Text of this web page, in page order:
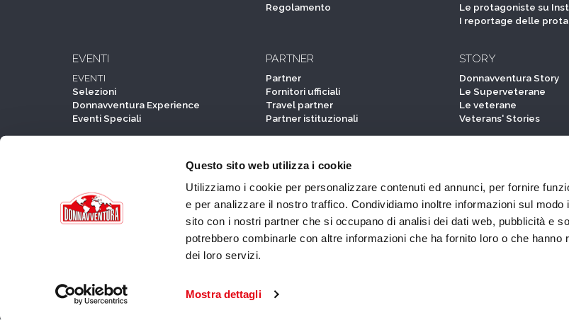
Questo sito web utilizza i cookie
Utilizziamo i cookie per personalizzare contenuti ed annunci, per fornire
e per analizzare il nostro traffico. Condividiamo inoltre informazioni sul modo
sito con i nostri partner che si occupano di analisi dei dati web, pubblicità e
potrebbero combinarle con altre informazioni che ha fornito loro o che hanno
dei loro servizi.
Mostra dettagli
NEWS
News
Comunicati stampa
PARTECIPARE
Partecipa
Come funziona?
Selezioni Online
Donnavventura ideale
LA SPEDIZIONE
Itinerario
Guida Alberghi
Guida Ristoranti
Diario di viaggio
EVENTI
EVENTI
Selezioni
Donnavventura Experience
Lady Experience - Senegal
Lady Experience - Tunisia
PARTNER
Fornitori ufficiali
Travel partner
STORY
Le Superveterane
Le veterane